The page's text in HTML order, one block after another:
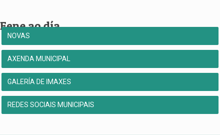
Fene ao día
NOVAS
AXENDA MUNICIPAL
GALERÍA DE IMAXES
REDES SOCIAIS MUNICIPAIS